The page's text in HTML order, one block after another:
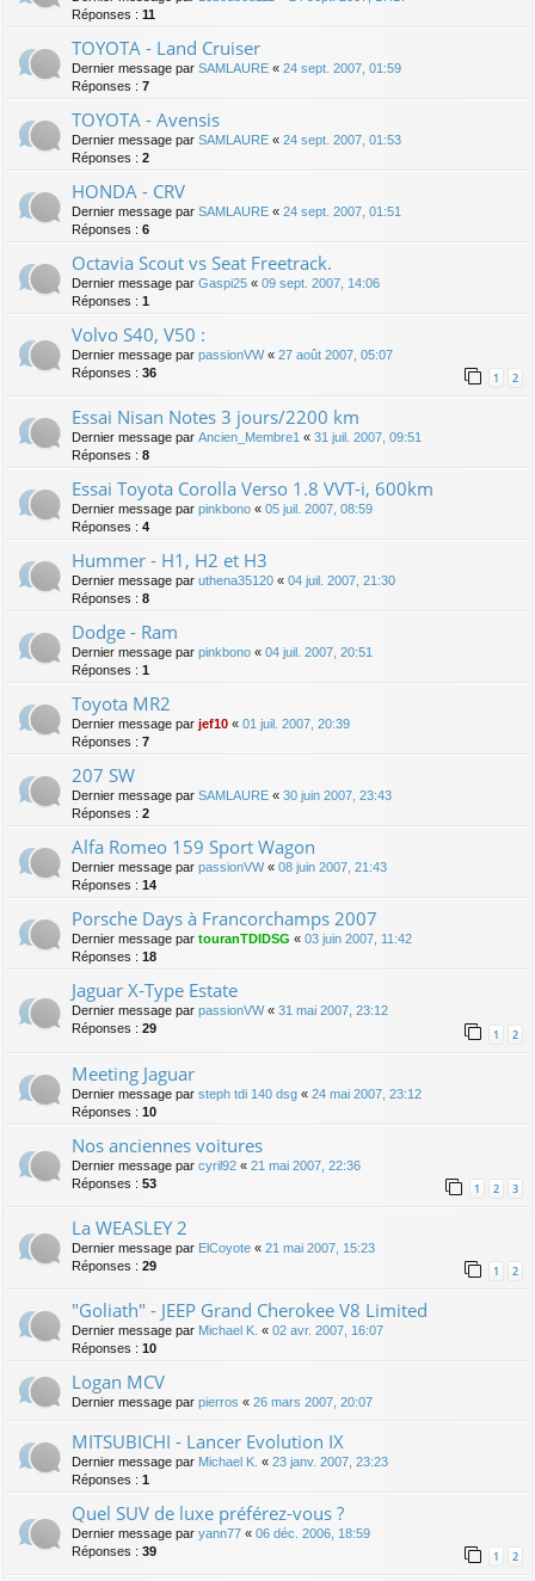
Réponses : 11
TOYOTA - Land Cruiser
Dernier message par SAMLAURE « 24 sept. 2007, 01:59
Réponses : 7
TOYOTA - Avensis
Dernier message par SAMLAURE « 24 sept. 2007, 01:53
Réponses : 2
HONDA - CRV
Dernier message par SAMLAURE « 24 sept. 2007, 01:51
Réponses : 6
Octavia Scout vs Seat Freetrack.
Dernier message par Gaspi25 « 09 sept. 2007, 14:06
Réponses : 1
Volvo S40, V50 :
Dernier message par passionVW« 27 août 2007, 05:07
Réponses : 36 1 2
Essai Nisan Notes 3 jours/2200 km
Dernier message par Ancien_Membre1 « 31 juil. 2007, 09:51
Réponses : 8
Essai Toyota Corolla Verso 1.8 VVT-i, 600km
Dernier message par pinkbono « 05 juil. 2007, 08:59
Réponses : 4
Hummer - H1, H2 et H3
Dernier message par uthena35120 « 04 juil. 2007, 21:30
Réponses : 8
Dodge - Ram
Dernier message par pinkbono « 04 juil. 2007, 20:51
Réponses : 1
Toyota MR2
Dernier message par jef10 « 01 juil. 2007, 20:39
Réponses : 7
207 SW
Dernier message par SAMLAURE « 30 juin 2007, 23:43
Réponses : 2
Alfa Romeo 159 Sport Wagon
Dernier message par passionVW« 08 juin 2007, 21:43
Réponses : 14
Porsche Days à Francorchamps 2007
Dernier message par touranTDIDSG « 03 juin 2007, 11:42
Réponses : 18
Jaguar X-Type Estate
Dernier message par passionVW« 31 mai 2007, 23:12
Réponses : 29 1 2
Meeting Jaguar
Dernier message par steph tdi 140 dsg « 24 mai 2007, 23:12
Réponses : 10
Nos anciennes voitures
Dernier message par cyril92 « 21 mai 2007, 22:36
Réponses : 53 1 2 3
La WEASLEY 2
Dernier message par ElCoyote « 21 mai 2007, 15:23
Réponses : 29 1 2
"Goliath" - JEEP Grand Cherokee V8 Limited
Dernier message par Michael K. « 02 avr. 2007, 16:07
Réponses : 10
Logan MCV
Dernier message par pierros « 26 mars 2007, 20:07
MITSUBICHI - Lancer Evolution IX
Dernier message par Michael K. « 23 janv. 2007, 23:23
Réponses : 1
Quel SUV de luxe préférez-vous ?
Dernier message par yann77 « 06 déc. 2006, 18:59
Réponses : 39 1 2